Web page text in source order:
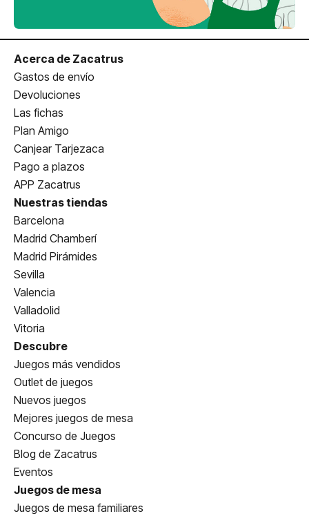
Acerca de Zacatrus
Gastos de envío
Devoluciones
Las fichas
Plan Amigo
Canjear Tarjezaca
Pago a plazos
APP Zacatrus
Nuestras tiendas
Barcelona
Madrid Chamberí
Madrid Pirámides
Sevilla
Valencia
Valladolid
Vitoria
Descubre
Juegos más vendidos
Outlet de juegos
Nuevos juegos
Mejores juegos de mesa
Concurso de Juegos
Blog de Zacatrus
Eventos
Juegos de mesa
Juegos de mesa familiares